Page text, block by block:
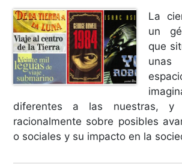
La
un
que
unas
diferentes a las nuestras, y
racionalmente sobre posibles
o sociales y su impacto en la